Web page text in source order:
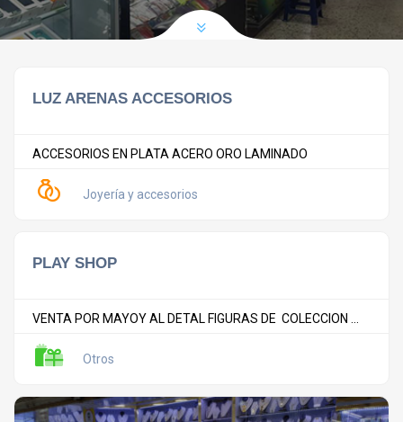
LUZ ARENAS ACCESORIOS
ACCESORIOS EN PLATA ACERO ORO LAMINADO
Joyería y accesorios
PLAY SHOP
VENTA POR MAYOY AL DETAL FIGURAS DE COLECCION ...
Otros